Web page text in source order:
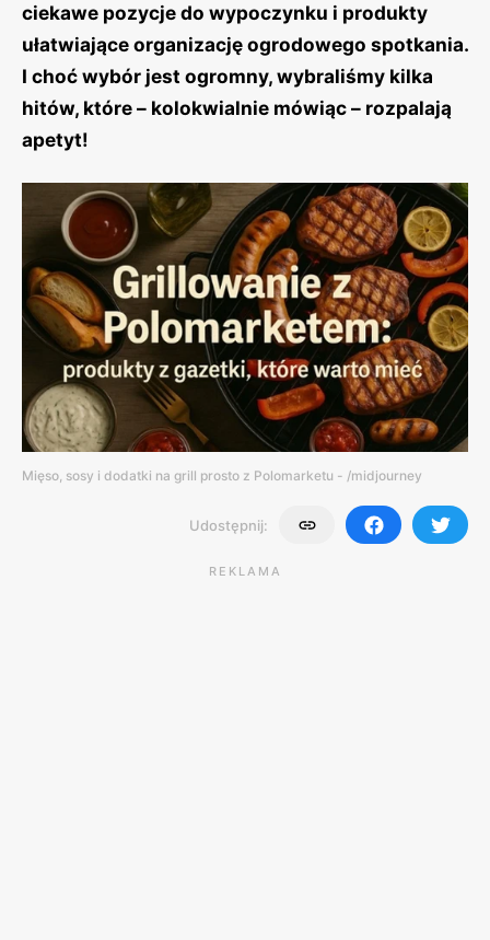
ciekawe pozycje do wypoczynku i produkty
ułatwiające organizację ogrodowego spotkania.
I choć wybór jest ogromny, wybraliśmy kilka
hitów, które – kolokwialnie mówiąc – rozpalają
apetyt!
Mięso, sosy i dodatki na grill prosto z Polomarketu - /midjourney
Udostępnij:
REKLAMA